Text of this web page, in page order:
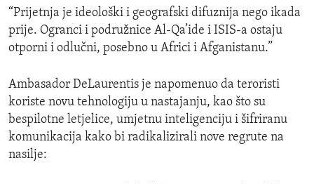
“Prijetnja je ideološki i geografski difuznija nego ikada
prije. Ogranci i podružnice Al-Qa’ide i ISIS-a ostaju
otporni i odlučni, posebno u Africi i Afganistanu.”
Ambasador DeLaurentis je napomenuo da teroristi
koriste novu tehnologiju u nastajanju, kao što su
bespilotne letjelice, umjetnu inteligenciju i šifriranu
komunikacija kako bi radikalizirali nove regrute na
nasilje: